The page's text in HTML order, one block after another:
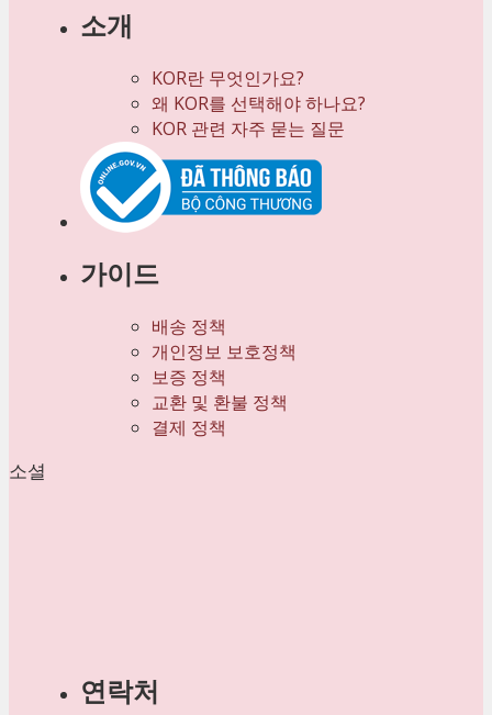
소개
KOR란 무엇인가요?
왜 KOR를 선택해야 하나요?
KOR 관련 자주 묻는 질문
가이드
배송 정책
개인정보 보호정책
보증 정책
교환 및 환불 정책
결제 정책
소셜
연락처